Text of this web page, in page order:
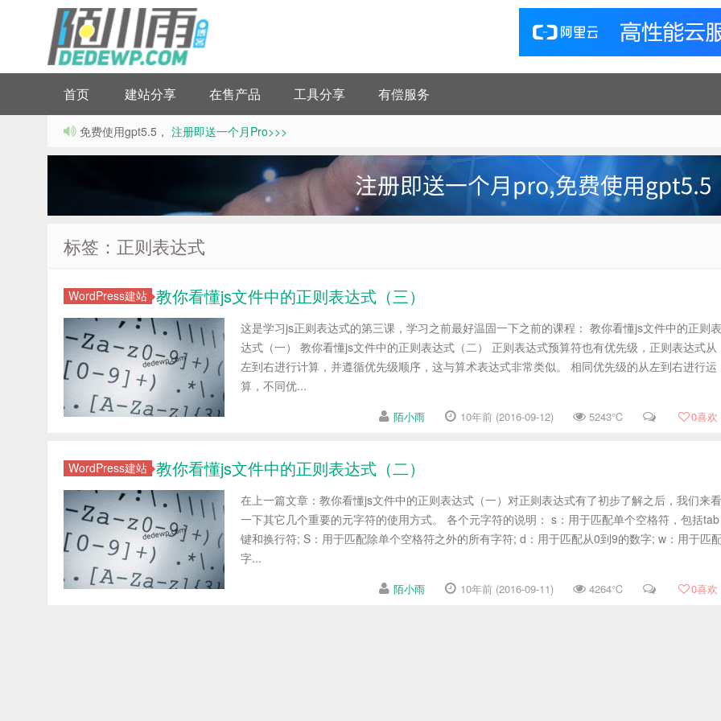
首页 建站分享 在售产品 工具分享 有偿服务
免费使用gpt5.5， 注册即送一个月Pro>>>
标签：正则表达式
WordPress建站 教你看懂js文件中的正则表达式（三）
这是学习js正则表达式的第三课，学习之前最好温固一下之前的课程： 教你看懂js文件中的正则表
达式（一） 教你看懂js文件中的正则表达式（二） 正则表达式预算符也有优先级，正则表达式从
左到右进行计算，并遵循优先级顺序，这与算术表达式非常类似。 相同优先级的从左到右进行运
算，不同优...
陌小雨 10年前 (2016-09-12) 5243℃ 0喜欢
WordPress建站 教你看懂js文件中的正则表达式（二）
在上一篇文章：教你看懂js文件中的正则表达式（一）对正则表达式有了初步了解之后，我们来看
一下其它几个重要的元字符的使用方式。 各个元字符的说明： s：用于匹配单个空格符，包括tab
键和换行符; S：用于匹配除单个空格符之外的所有字符; d：用于匹配从0到9的数字; w：用于匹
字...
陌小雨 10年前 (2016-09-11) 4264℃ 0喜欢